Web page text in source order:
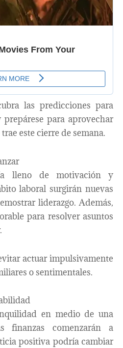
las predicciones para
para aprovechar
este cierre de semana.
lleno de motivación y
laboral surgirán nuevas
liderazgo. Además,
para resolver asuntos
actuar impulsivamente
o sentimentales.
en medio de una
finanzas comenzarán a
positiva podría cambiar